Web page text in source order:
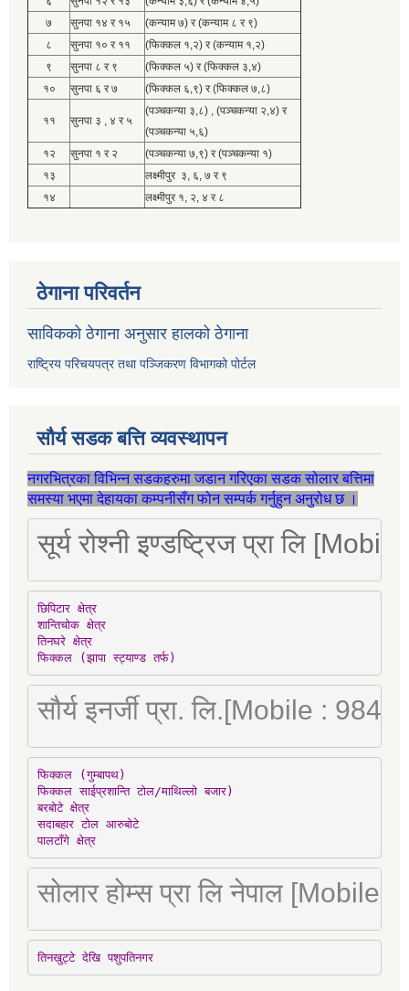
७
सुनपा १४ र १५
(कन्याम ७) र (कन्याम ८ र ९)
८
सुनपा १० र ११
(फिक्कल १,२) र (कन्याम १,२)
९
सुनपा ८ र ९
(फिक्कल ५) र (फिक्कल ३,४)
१०
सुनपा ६ र ७ (फिक्कल ६,९) र (फिक्कल ७,८)
११ सुनपा ३ , ४ र ५
(पञ्चकन्या ३,८) , (पञ्चकन्या २,४) र
(पञ्चकन्या ५,६)
१२
सुनपा १ र २
(पञ्चकन्या ७,९) र (पञ्चकन्या १)
१३
लक्ष्मीपुर ३, ६, ७ र ९
१४
लक्ष्मीपुर १, २, ४ र ८
ठेगाना परिवर्तन
साविकको ठेगाना अनुसार हालको ठेगाना
राष्ट्रिय परिचयपत्र तथा पञ्जिकरण विभागको पोर्टल
सौर्य सडक बत्ति व्यवस्थापन
नगरभित्रका विभिन्न सडकहरुमा जडान गरिएका सडक सोलार बत्तिमा
समस्या भएमा देहायका कम्पनीसँग फोन सम्पर्क गर्नुहुन अनुरोध छ ।
सूर्य रोश्नी इण्डष्ट्रिज प्रा लि
छिपिटार क्षेत्र
शान्तिचोक क्षेत्र
तिनघरे क्षेत्र
फिक्कल (झापा स्ट्याण्ड तर्फ)
सौर्य इनर्जी प्रा. लि.[Mobile :
फिक्कल (गुम्बापथ)
फिक्कल साईप्रशान्ति टोल/माथिल्लो बजार)
बरबोटे क्षेत्र
सदाबहार टोल आरुबोटे
पालटाँगे क्षेत्र
सोलार होम्स प्रा लि नेपाल [Mobile
तिनखुट्टे देखि पशुपतिनगर